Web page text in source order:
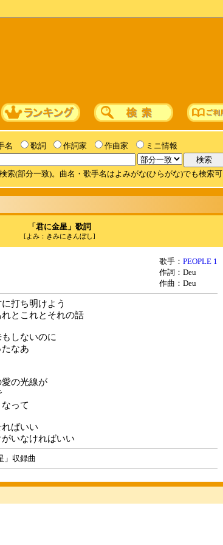
名 歌詞 作詞家 作曲家 ミニ情報
索(部分一致)。曲名・歌手名はよみがな(ひらがな)でも検索
「君に金星」歌詞
[よみ：きみにきんぼし]
歌手： PEOPLE 1
作詞：Deu
作曲：Deu
打ち明けよう
とこれとそれの話
しないのに
なあ
の光線が
って
ばいい
いなければいい
」収録曲